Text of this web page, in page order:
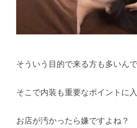
そういう目的で来る方も多いんで
そこで内装も重要なポイントに
お店が汚かったら嫌ですよね？